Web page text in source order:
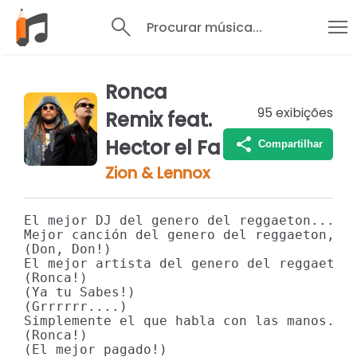
Procurar música...
Ronca
Remix feat.
Hector el Fa
Zion & Lennox
95 exibições
Compartilhar
El mejor DJ del genero del reggaeton...
Mejor canción del genero del reggaeton,
(Don, Don!)
El mejor artista del genero del reggaeton
(Ronca!)
(Ya tu Sabes!)
(Grrrrrr....)
Simplemente el que habla con las manos...
(Ronca!)
(El mejor pagado!)